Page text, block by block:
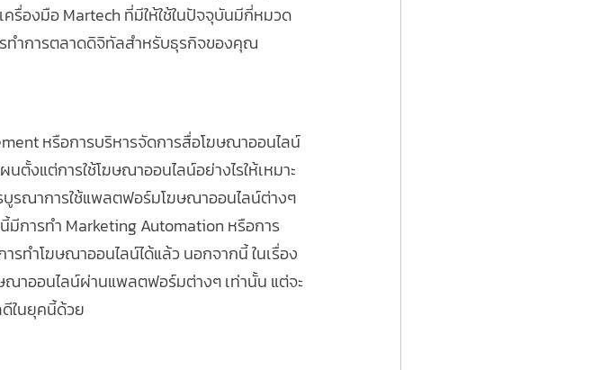
ครื่องมือ Martech ที่มีให้ใช้ในปัจจุบันมีกี่หมวด
รทำการตลาดดิจิทัลสำหรับธุรกิจของคุณ
หรือการบริหารจัดการสื่อโฆษณาออนไลน์
ตั้งแต่การใช้โฆษณาออนไลน์อย่างไรให้เหมาะ
รณาการใช้แพลตฟอร์มโฆษณาออนไลน์ต่างๆ
การทำ Marketing Automation หรือการ
รทำโฆษณาออนไลน์ได้แล้ว นอกจากนี้ ในเรื่อง
ณาออนไลน์ผ่านแพลตฟอร์มต่างๆ เท่านั้น แต่จะ
ดีในยุคนี้ด้วย